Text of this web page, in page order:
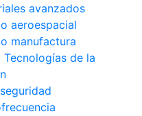
avanzados
aeroespacial
manufactura
Tecnologías de la